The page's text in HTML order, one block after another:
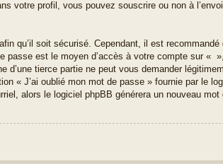
votre profil, vous pouvez souscrire ou non à
qu’il soit sécurisé. Cependant, il est
passe est le moyen d’accès à votre compte sur «
tierce partie ne peut vous demander
« J’ai oublié mon mot de passe » fournie par le
alors le logiciel phpBB générera un nouveau